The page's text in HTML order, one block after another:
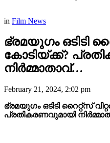
in Film News
ഭ്രമയുഗം ഒടിടി
കോടിയ്ക്ക്?
നിർമ്മാതാവ്…
February 21, 2024, 2:02 pm
ഭ്രമയുഗം ഒടിടി റൈറ്റ്സ്
പ്രതികരണവുമായി